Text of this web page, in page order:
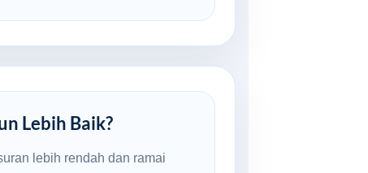
Lebih Baik?
lebih rendah dan ramai